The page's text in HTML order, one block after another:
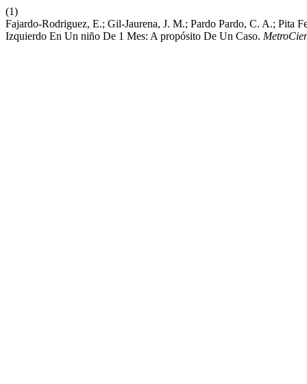
(1)
Fajardo-Rodriguez, E.; Gil-Jaurena, J. M.; Pardo Pardo, C. A.; Pita
Izquierdo En Un niño De 1 Mes: A propósito De Un Caso.